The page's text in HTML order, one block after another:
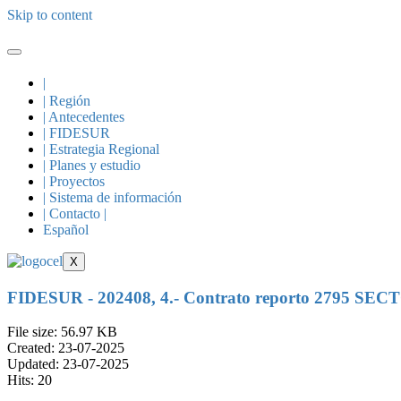
Skip to content
|
| Región
| Antecedentes
| FIDESUR
| Estrategia Regional
| Planes y estudio
| Proyectos
| Sistema de información
| Contacto |
Español
X
FIDESUR - 202408, 4.- Contrato reporto 2795
File size: 56.97 KB
Created: 23-07-2025
Updated: 23-07-2025
Hits: 20